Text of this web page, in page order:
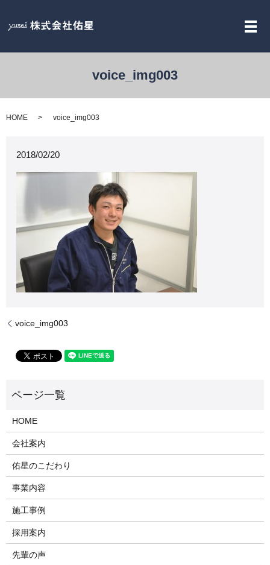
メ
voice_img003
HOME voice_img003
2018/02/20
voice_img003
HOME
会社案内
佑星のこだわり
事業内容
施工事例
採用案内
先輩の声